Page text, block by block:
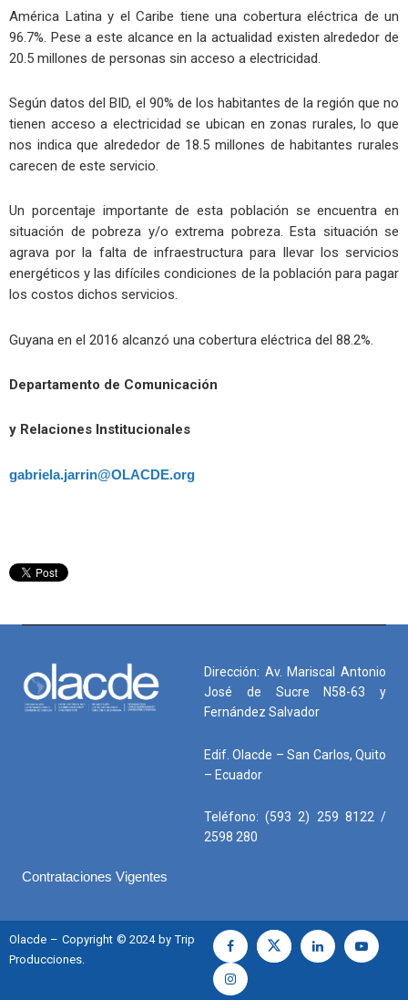
América Latina y el Caribe tiene una cobertura eléctrica de un
96.7%. Pese a este alcance en la actualidad existen alrededor de
20.5 millones de personas sin acceso a electricidad.
Según datos del BID, el 90% de los habitantes de la región que no
tienen acceso a electricidad se ubican en zonas rurales, lo que
nos indica que alrededor de 18.5 millones de habitantes rurales
carecen de este servicio.
Un porcentaje importante de esta población se encuentra en
situación de pobreza y/o extrema pobreza. Esta situación se
agrava por la falta de infraestructura para llevar los servicios
energéticos y las difíciles condiciones de la población para pagar
los costos dichos servicios.
Guyana en el 2016 alcanzó una cobertura eléctrica del 88.2%.
Departamento de Comunicación
y Relaciones Institucionales
gabriela.jarrin@OLACDE.org
Dirección: Av. Mariscal Antonio
José de Sucre N58-63 y
Fernández Salvador
Edif. Olacde – San Carlos, Quito
– Ecuador
Teléfono: (593 2) 259 8122 /
2598 280
Contrataciones Vigentes
Olacde – Copyright © 2024 by Trip
Producciones.